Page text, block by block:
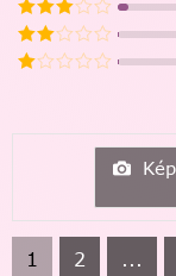
1 2 ...